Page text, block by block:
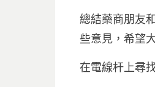
總結藥商朋友
些意見，希望
在電線杆上尋